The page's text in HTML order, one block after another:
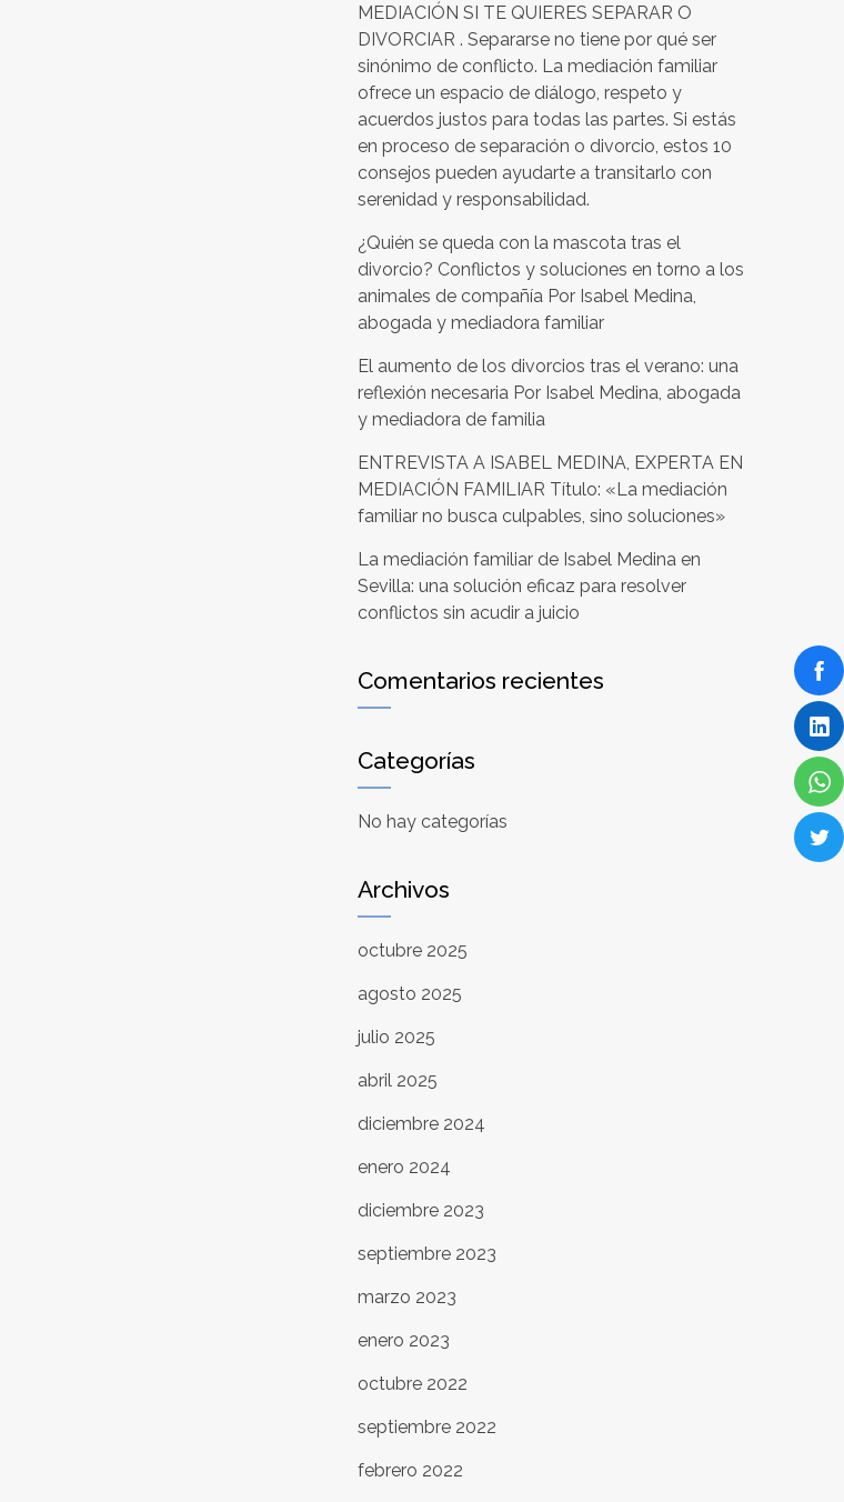
MEDIACIÓN SI TE QUIERES SEPARAR O
DIVORCIAR . Separarse no tiene por qué ser
sinónimo de conflicto. La mediación familiar
ofrece un espacio de diálogo, respeto y
acuerdos justos para todas las partes. Si estás
en proceso de separación o divorcio, estos 10
consejos pueden ayudarte a transitarlo con
serenidad y responsabilidad.
¿Quién se queda con la mascota tras el
divorcio? Conflictos y soluciones en torno a los
animales de compañía Por Isabel Medina,
abogada y mediadora familiar
El aumento de los divorcios tras el verano: una
reflexión necesaria Por Isabel Medina, abogada
y mediadora de familia
ENTREVISTA A ISABEL MEDINA, EXPERTA EN
MEDIACIÓN FAMILIAR Título: «La mediación
familiar no busca culpables, sino soluciones»
La mediación familiar de Isabel Medina en
Sevilla: una solución eficaz para resolver
conflictos sin acudir a juicio
Comentarios recientes
Categorías
No hay categorías
Archivos
octubre 2025
agosto 2025
julio 2025
abril 2025
diciembre 2024
enero 2024
diciembre 2023
septiembre 2023
marzo 2023
enero 2023
octubre 2022
septiembre 2022
febrero 2022